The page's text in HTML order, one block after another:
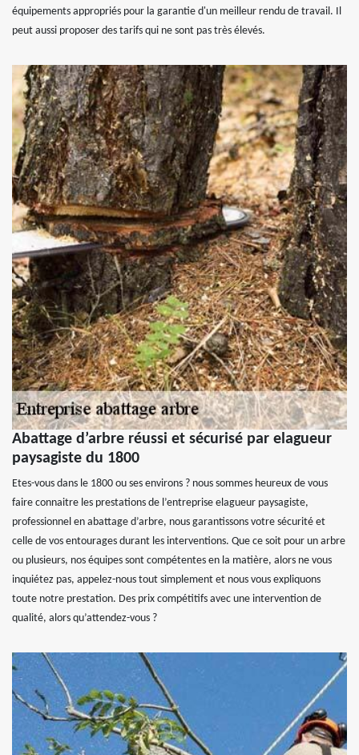
équipements appropriés pour la garantie d'un meilleur rendu de travail. Il
peut aussi proposer des tarifs qui ne sont pas très élevés.
Abattage d’arbre réussi et sécurisé par elagueur
paysagiste du 1800
Etes-vous dans le 1800 ou ses environs ? nous sommes heureux de vous
faire connaitre les prestations de l’entreprise elagueur paysagiste,
professionnel en abattage d’arbre, nous garantissons votre sécurité et
celle de vos entourages durant les interventions. Que ce soit pour un arbre
ou plusieurs, nos équipes sont compétentes en la matière, alors ne vous
inquiétez pas, appelez-nous tout simplement et nous vous expliquons
toute notre prestation. Des prix compétitifs avec une intervention de
qualité, alors qu’attendez-vous ?